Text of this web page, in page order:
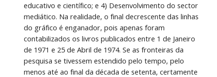
educativo e científico; e 4) Desenvolvimento do sector
mediático. Na realidade, o final decrescente das linhas
do gráfico é enganador, pois apenas foram
contabilizados os livros publicados entre 1 de Janeiro
de 1971 e 25 de Abril de 1974. Se as fronteiras da
pesquisa se tivessem estendido pelo tempo, pelo
menos até ao final da década de setenta, certamente